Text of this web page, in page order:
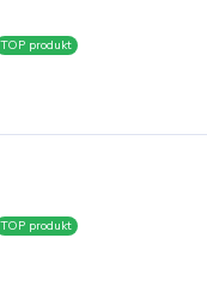
TOP produkt
TOP produkt